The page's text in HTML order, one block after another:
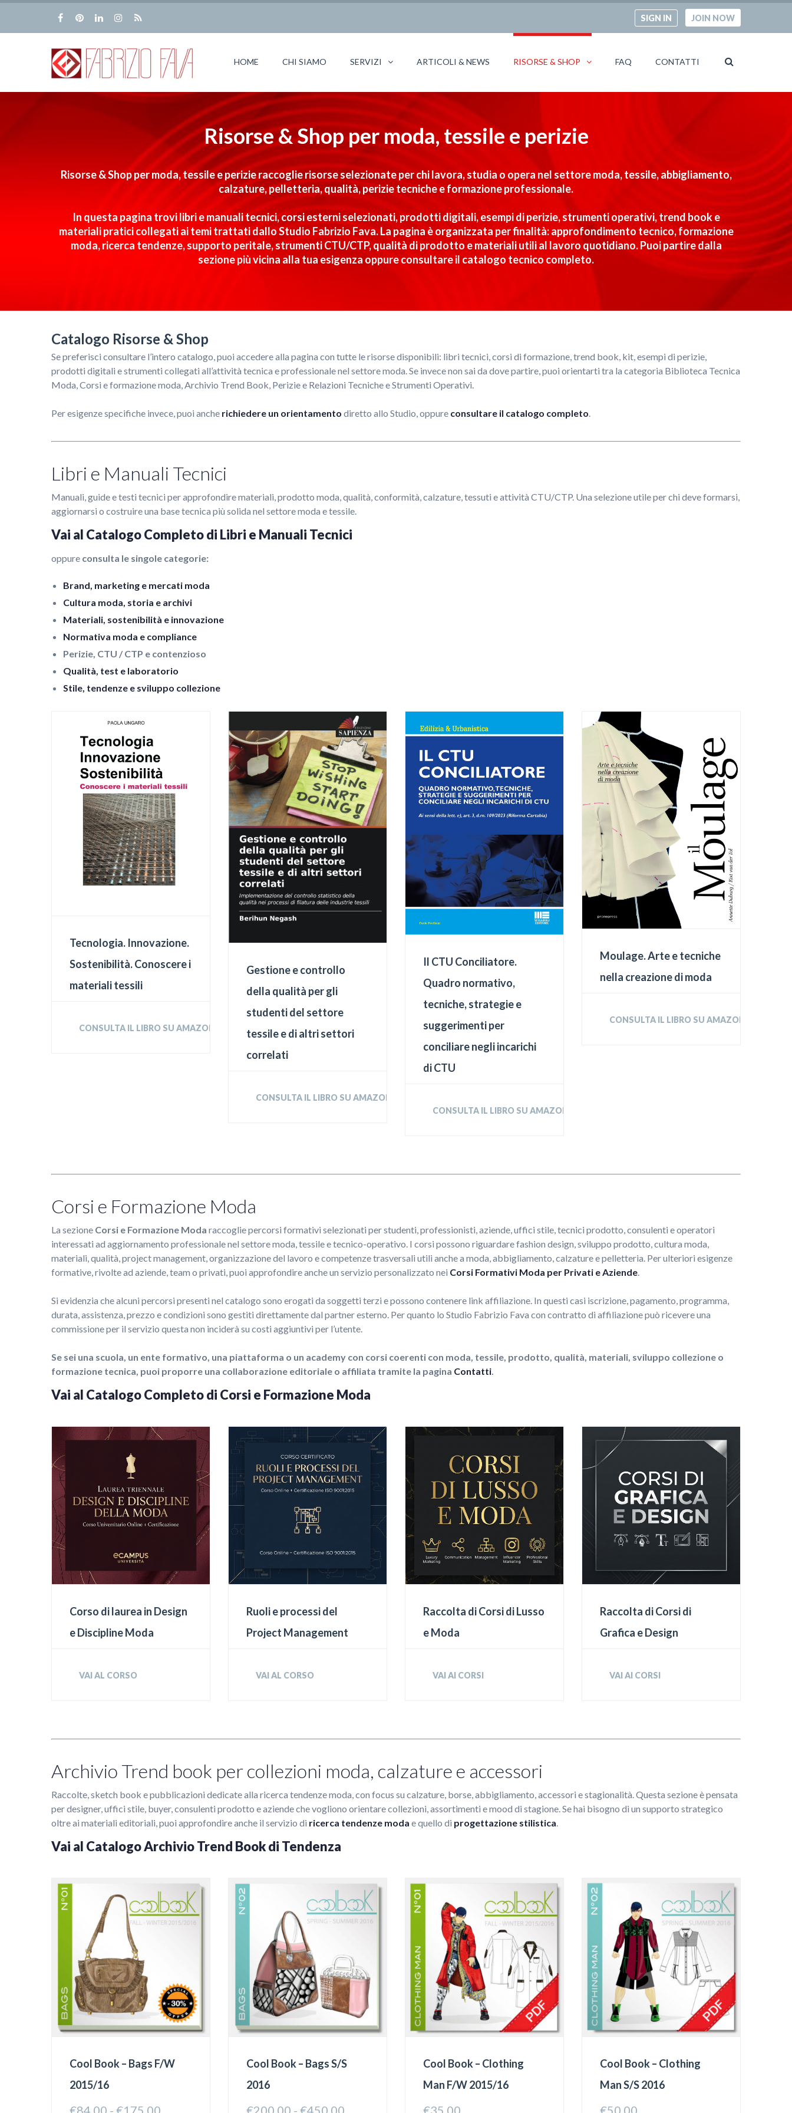
SIGN IN JOIN NOW
HOME CHI SIAMO SERVIZI ARTICOLI & NEWS RISORSE & SHOP FAQ CONTATTI
Risorse & Shop per moda, tessile e perizie
Risorse & Shop per moda, tessile e perizie raccoglie risorse selezionate per chi lavora, studia o opera nel settore moda, tessile, abbigliamento,
calzature, pelletteria, qualità, perizie tecniche e formazione professionale.
In questa pagina trovi libri e manuali tecnici, corsi esterni selezionati, prodotti digitali, esempi di perizie, strumenti operativi, trend book e
materiali pratici collegati ai temi trattati dallo Studio Fabrizio Fava. La pagina è organizzata per finalità: approfondimento tecnico, formazione
moda, ricerca tendenze, supporto peritale, strumenti CTU/CTP, qualità di prodotto e materiali utili al lavoro quotidiano. Puoi partire dalla
sezione più vicina alla tua esigenza oppure consultare il catalogo tecnico completo.
Catalogo Risorse & Shop
Se preferisci consultare l’intero catalogo, puoi accedere alla pagina con tutte le risorse disponibili: libri tecnici, corsi di formazione, trend book, kit, esempi di perizie,
prodotti digitali e strumenti collegati all’attività tecnica e professionale nel settore moda. Se invece non sai da dove partire, puoi orientarti tra la categoria Biblioteca Tecnica
Moda, Corsi e formazione moda, Archivio Trend Book, Perizie e Relazioni Tecniche e Strumenti Operativi.
Per esigenze specifiche invece, puoi anche richiedere un orientamento diretto allo Studio, oppure consultare il catalogo completo.
Libri e Manuali Tecnici
Manuali, guide e testi tecnici per approfondire materiali, prodotto moda, qualità, conformità, calzature, tessuti e attività CTU/CTP. Una selezione utile per chi deve formarsi,
aggiornarsi o costruire una base tecnica più solida nel settore moda e tessile.
Vai al Catalogo Completo di Libri e Manuali Tecnici
oppure consulta le singole categorie:
Brand, marketing e mercati moda
Cultura moda, storia e archivi
Materiali, sostenibilità e innovazione
Normativa moda e compliance
Perizie, CTU / CTP e contenzioso
Qualità, test e laboratorio
Stile, tendenze e sviluppo collezione
Tecnologia. Innovazione.
Sostenibilità. Conoscere i
materiali tessili
CONSULTA IL LIBRO SU AMAZON
Gestione e controllo
della qualità per gli
studenti del settore
tessile e di altri settori
correlati
CONSULTA IL LIBRO SU AMAZON
Il CTU Conciliatore.
Quadro normativo,
tecniche, strategie e
suggerimenti per
conciliare negli incarichi
di CTU
CONSULTA IL LIBRO SU AMAZON
Moulage. Arte e tecniche
nella creazione di moda
CONSULTA IL LIBRO SU AMAZON
Corsi e Formazione Moda
La sezione Corsi e Formazione Moda raccoglie percorsi formativi selezionati per studenti, professionisti, aziende, uffici stile, tecnici prodotto, consulenti e operatori
interessati ad aggiornamento professionale nel settore moda, tessile e tecnico-operativo. I corsi possono riguardare fashion design, sviluppo prodotto, cultura moda,
materiali, qualità, project management, organizzazione del lavoro e competenze trasversali utili anche a moda, abbigliamento, calzature e pelletteria. Per ulteriori esigenze
formative, rivolte ad aziende, team o privati, puoi approfondire anche un servizio personalizzato nei Corsi Formativi Moda per Privati e Aziende
Si evidenzia che alcuni percorsi presenti nel catalogo sono erogati da soggetti terzi e possono contenere link affiliazione. In questi casi iscrizione, pagamento, programma,
durata, assistenza, prezzo e condizioni sono gestiti direttamente dal partner esterno. Per quanto lo Studio Fabrizio Fava con contratto di affiliazione può ricevere una
commissione per il servizio questa non inciderà su costi aggiuntivi per l’utente.
Se sei una scuola, un ente formativo, una piattaforma o un academy con corsi coerenti con moda, tessile, prodotto, qualità, materiali, sviluppo collezione o
formazione tecnica, puoi proporre una collaborazione editoriale o affiliata tramite la pagina Contatti
Vai al Catalogo Completo di Corsi e Formazione Moda
Corso di laurea in Design
e Discipline Moda
VAI AL CORSO
Ruoli e processi del
Project Management
VAI AL CORSO
Raccolta di Corsi di Lusso
e Moda
VAI AI CORSI
Raccolta di Corsi di
Grafica e Design
VAI AI CORSI
Archivio Trend book per collezioni moda, calzature e accessori
Raccolte, sketch book e pubblicazioni dedicate alla ricerca tendenze moda, con focus su calzature, borse, abbigliamento, accessori e stagionalità. Questa sezione è pensata
per designer, uffici stile, buyer, consulenti prodotto e aziende che vogliono orientare collezioni, assortimenti e mood di stagione. Se hai bisogno di un supporto strategico
oltre ai materiali editoriali, puoi approfondire anche il servizio di ricerca tendenze moda e quello di progettazione stilistica.
Vai al Catalogo Archivio Trend Book di Tendenza
Cool Book – Bags F/W
2015/16
€84.00 - €175.00
Cool Book – Bags S/S
2016
€200.00 - €450.00
Cool Book – Clothing
Man F/W 2015/16
€35.00
Cool Book – Clothing
Man S/S 2016
€50.00